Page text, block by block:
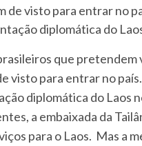
de visto para entrar no
diplomática do
que pretendem
visto para entrar no
diplomática do Laos
a embaixada da
para o Laos. Mas a